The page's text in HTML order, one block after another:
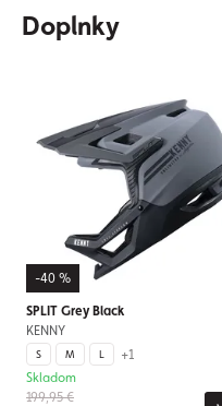
Doplnky
-40 %
SPLIT Grey Black
KENNY
S M L +1
199,95 €
Skladom